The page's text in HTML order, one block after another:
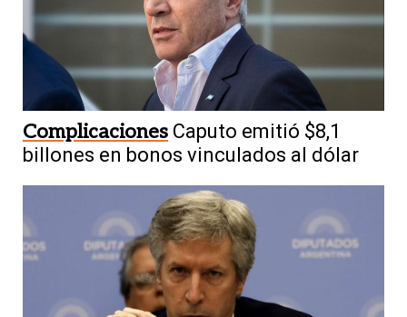
Complicaciones Caputo emitió $8,1
billones en bonos vinculados al dólar